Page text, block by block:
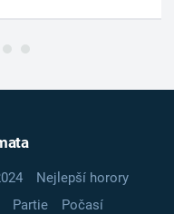
Nejlepší horory
Partie
Počasí